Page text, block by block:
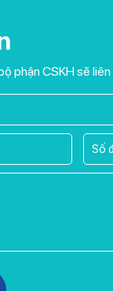
phận CSKH sẽ